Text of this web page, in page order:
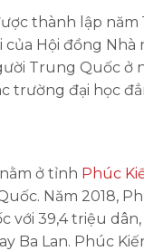
thành lập
của Hội đồng
Trung Quốc ở
trường đại học
ở tỉnh Phúc
Năm 2018,
với 39,4 triệu dân,
Ba Lan. Phúc